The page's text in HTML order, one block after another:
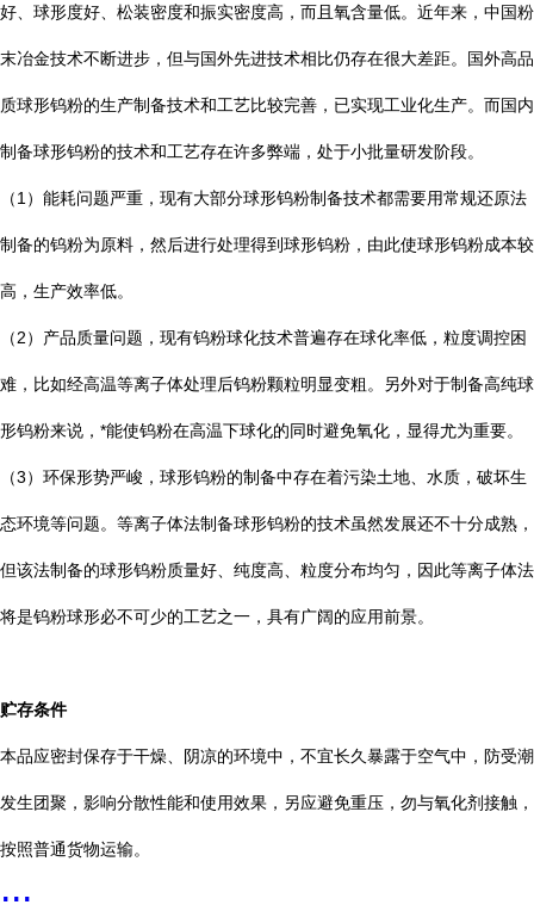
好、球形度好、松装密度和振实密度高，而且氧含量低。近年来，中国粉
末冶金技术不断进步，但与国外先进技术相比仍存在很大差距。国外高品
质球形钨粉的生产制备技术和工艺比较完善，已实现工业化生产。而国内
制备球形钨粉的技术和工艺存在许多弊端，处于小批量研发阶段。
（1）能耗问题严重，现有大部分球形钨粉制备技术都需要用常规还原法
制备的钨粉为原料，然后进行处理得到球形钨粉，由此使球形钨粉成本较
高，生产效率低。
（2）产品质量问题，现有钨粉球化技术普遍存在球化率低，粒度调控困
难，比如经高温等离子体处理后钨粉颗粒明显变粗。另外对于制备高纯球
形钨粉来说，*能使钨粉在高温下球化的同时避免氧化，显得尤为重要。
（3）环保形势严峻，球形钨粉的制备中存在着污染土地、水质，破坏生
态环境等问题。等离子体法制备球形钨粉的技术虽然发展还不十分成熟，
但该法制备的球形钨粉质量好、纯度高、粒度分布均匀，因此等离子体法
将是钨粉球形必不可少的工艺之一，具有广阔的应用前景。
贮存条件
本品应密封保存于干燥、阴凉的环境中，不宜长久暴露于空气中，防受潮
发生团聚，影响分散性能和使用效果，另应避免重压，勿与氧化剂接触，
按照普通货物运输。
...